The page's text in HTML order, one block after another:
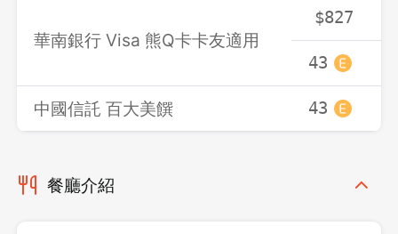
華南銀行 Visa 熊Q卡卡友適用
$827
43
中國信託 百大美饌 43
餐廳介紹